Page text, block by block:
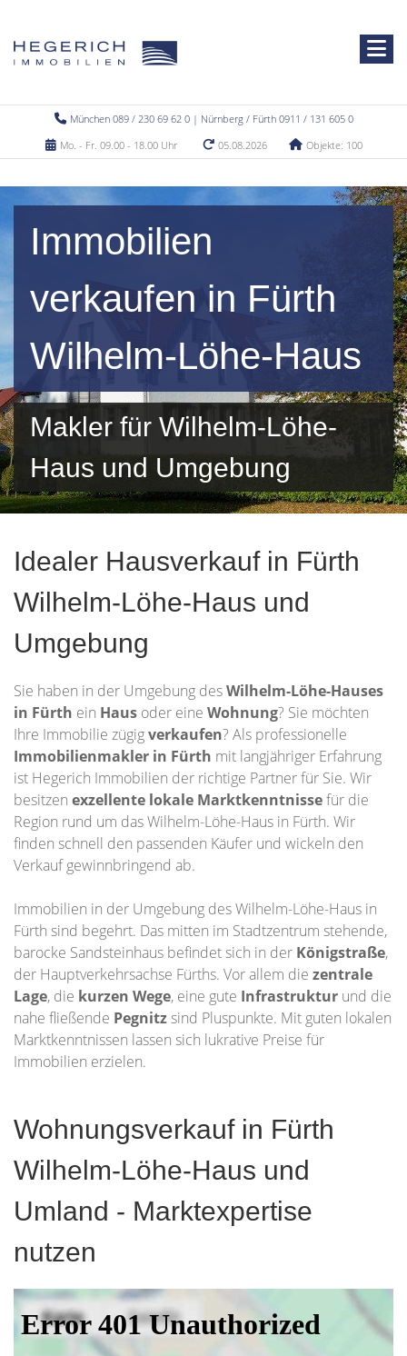
München 089 / 230 69 62 0 | Nürnberg / Fürth 0911 / 131 605 0
Mo. - Fr. 09.00 - 18.00 Uhr
05.08.2026 Objekte: 100
Immobilien
verkaufen in Fürth
Wilhelm-Löhe-Haus
Makler für Wilhelm-Löhe-
Haus und Umgebung
Idealer Hausverkauf in Fürth
Wilhelm-Löhe-Haus und
Umgebung
Sie haben in der Umgebung desWilhelm-Löhe-Hauses
in Fürth ein Haus oder eine Wohnung? Sie möchten
Ihre Immobilie zügigverkaufen? Als professionelle
Immobilienmakler in Fürth mit langjähriger Erfahrung
ist Hegerich Immobilien der richtige Partner für Sie. Wir
besitzen exzellente lokale Marktkenntnissefür die
Region rund um das Wilhelm-Löhe-Haus in Fürth. Wir
finden schnell den passenden Käufer und wickeln den
Verkauf gewinnbringend ab.
Immobilien in der Umgebung des Wilhelm-Löhe-Haus in
Fürth sind begehrt. Das mitten im Stadtzentrum stehende,
barocke Sandsteinhaus befindet sich in der Königstraße,
der Hauptverkehrsachse Fürths. Vor allem die zentrale
Lage, die kurzen Wege, eine gute Infrastruktur und die
nahe fließende Pegnitzsind Pluspunkte. Mit guten lokalen
Marktkenntnissen lassen sich lukrative Preise für
Immobilien erzielen.
Wohnungsverkauf in Fürth
Wilhelm-Löhe-Haus und
Umland - Marktexpertise
nutzen